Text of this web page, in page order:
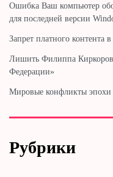
Ошибка Ваш компьютер
для последней версии
Запрет платного контента
Лишить Филиппа
Федерации»
Мировые конфликты эпохи
Рубрики